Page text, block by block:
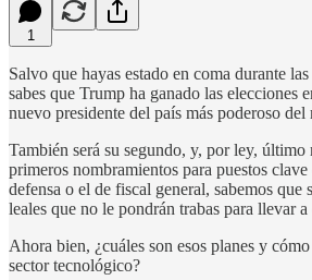
1
Salvo que hayas estado en coma durante
sabes que Trump ha ganado las elecciones
nuevo presidente del país más poderoso del
También será su segundo, y, por ley, último
primeros nombramientos para puestos
defensa o el de fiscal general, sabemos que
leales que no le pondrán trabas para llevar a
Ahora bien, ¿cuáles son esos planes y
sector tecnológico?